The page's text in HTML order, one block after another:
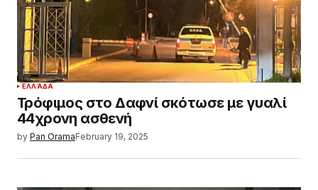
ΕΛΛΆΔΑ
Τρόφιμος στο Δαφνί σκότωσε με γυαλί
44χρονη ασθενή
by Pan OramaFebruary 19, 2025